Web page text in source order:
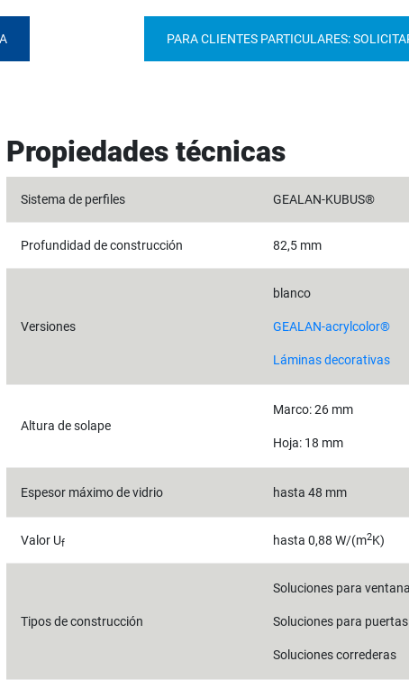
PARA CLIENTES PARTICULARES:
Propiedades técnicas
Sistema de perfiles GEALAN-KUBUS®
Profundidad de construcción 82,5 mm
Versiones
blanco
GEALAN-acrylcolor®
Láminas decorativas
Altura de solape
Marco: 26 mm
Hoja: 18 mm
Espesor máximo de vidrio hasta 48 mm
Valor Uf hasta 0,88 W/(m2K)
Tipos de construcción
Soluciones para
Soluciones para
Soluciones correderas